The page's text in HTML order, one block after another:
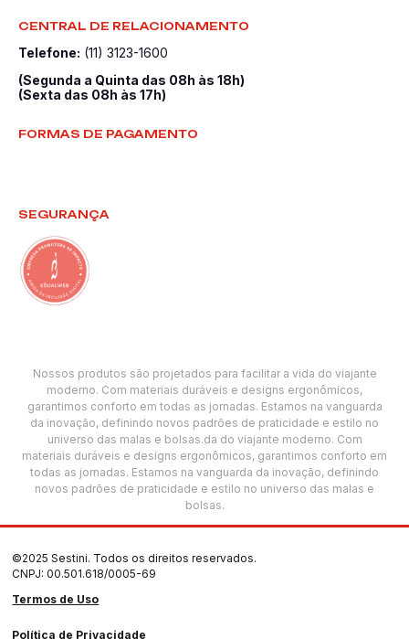
CENTRAL DE RELACIONAMENTO
Telefone: (11) 3123-1600
(Segunda a Quinta das 08h às 18h)
(Sexta das 08h às 17h)
FORMAS DE PAGAMENTO
SEGURANÇA
Nossos produtos são projetados para facilitar a vida do viajante
moderno. Com materiais duráveis e designs ergonômicos,
garantimos conforto em todas as jornadas. Estamos na vanguarda
da inovação, definindo novos padrões de praticidade e estilo no
universo das malas e bolsas.da do viajante moderno. Com
materiais duráveis e designs ergonômicos, garantimos conforto em
todas as jornadas. Estamos na vanguarda da inovação, definindo
novos padrões de praticidade e estilo no universo das malas e
bolsas.
©2025 Sestini. Todos os direitos reservados.
CNPJ: 00.501.618/0005-69
Termos de Uso
Política de Privacidade